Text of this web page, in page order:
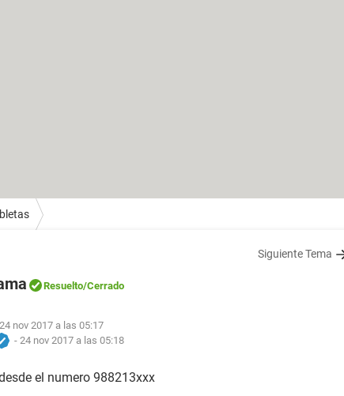
Siguiente Tema
Resuelto/Cerrado
nov 2017 a las 05:17
- 24 nov 2017 a las 05:18
el numero 988213xxx